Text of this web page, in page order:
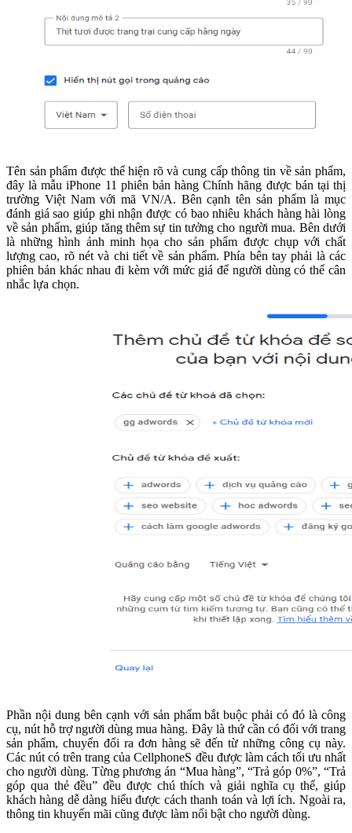
Tên sản phẩm được thể hiện rõ và cung cấp thông tin về sản phẩm,
đây là mẫu iPhone 11 phiên bản hàng Chính hãng được bán tại thị
trường Việt Nam với mã VN/A. Bên cạnh tên sản phẩm là mục
đánh giá sao giúp ghi nhận được có bao nhiêu khách hàng hài lòng
về sản phẩm, giúp tăng thêm sự tin tưởng cho người mua. Bên dưới
là những hình ảnh minh họa cho sản phẩm được chụp với chất
lượng cao, rõ nét và chi tiết về sản phẩm. Phía bên tay phải là các
phiên bản khác nhau đi kèm với mức giá để người dùng có thể cân
nhắc lựa chọn.
Phần nội dung bên cạnh với sản phẩm bắt buộc phải có đó là công
cụ, nút hỗ trợ người dùng mua hàng. Đây là thứ cần có đối với trang
sản phẩm, chuyển đổi ra đơn hàng sẽ đến từ những công cụ này.
Các nút có trên trang của CellphoneS đều được làm cách tối ưu nhất
cho người dùng. Từng phương án “Mua hàng”, “Trả góp 0%”, “Trả
góp qua thẻ đều” đều được chú thích và giải nghĩa cụ thể, giúp
khách hàng dễ dàng hiểu được cách thanh toán và lợi ích. Ngoài ra,
thông tin khuyến mãi cũng được làm nổi bật cho người dùng.